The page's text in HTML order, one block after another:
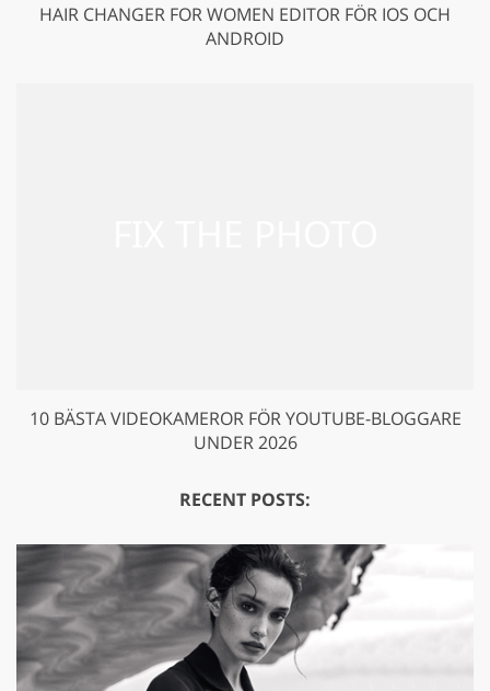
HAIR CHANGER FOR WOMEN EDITOR FÖR IOS OCH
ANDROID
10 BÄSTA VIDEOKAMEROR FÖR YOUTUBE-BLOGGARE
UNDER 2026
RECENT POSTS: